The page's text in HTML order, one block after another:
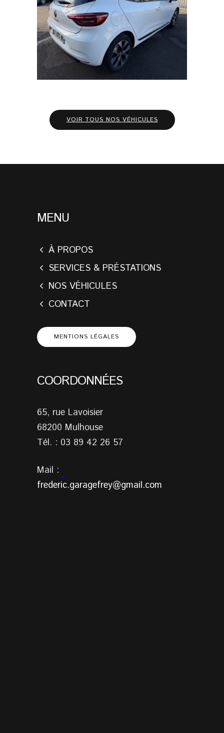
VOIR TOUS NOS VÉHICULES
MENU
À PROPOS
SERVICES & PRÉSTATIONS
NOS VÉHICULES
CONTACT
MENTIONS LÉGALES
COORDONNÉES
65, rue Lavoisier
68200 Mulhouse
Tél. : 03 89 42 26 57
Mail :
frederic.garagefrey@gmail.com